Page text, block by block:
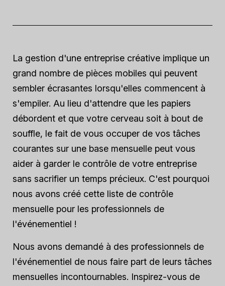
La gestion d'une entreprise créative implique un
grand nombre de pièces mobiles qui peuvent
sembler écrasantes lorsqu'elles commencent à
s'empiler. Au lieu d'attendre que les papiers
débordent et que votre cerveau soit à bout de
souffle, le fait de vous occuper de vos tâches
courantes sur une base mensuelle peut vous
aider à garder le contrôle de votre entreprise
sans sacrifier un temps précieux. C'est pourquoi
nous avons créé cette liste de contrôle
mensuelle pour les professionnels de
l'événementiel !
Nous avons demandé à des professionnels de
l'événementiel de nous faire part de leurs tâches
mensuelles incontournables. Inspirez-vous de